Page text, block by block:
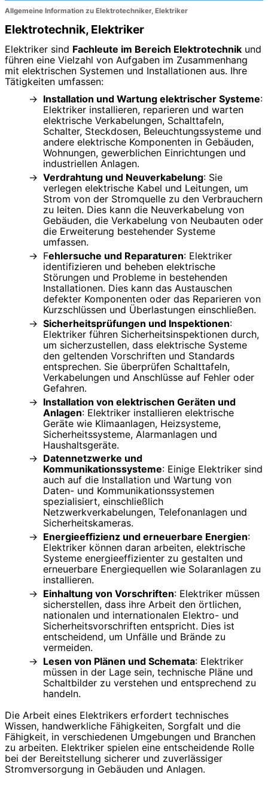
Allgemeine Information zu Elektrotechniker, Elektriker
Elektrotechnik, Elektriker
Elektriker sind Fachleute im Bereich Elektrotechnik und
führen eine Vielzahl von Aufgaben im Zusammenhang
mit elektrischen Systemen und Installationen aus. Ihre
Tätigkeiten umfassen:
Installation und Wartung elektrischer Systeme:
Elektriker installieren, reparieren und warten
elektrische Verkabelungen, Schalttafeln,
Schalter, Steckdosen, Beleuchtungssysteme und
andere elektrische Komponenten in Gebäuden,
Wohnungen, gewerblichen Einrichtungen und
industriellen Anlagen.
Verdrahtung und Neuverkabelung: Sie
verlegen elektrische Kabel und Leitungen, um
Strom von der Stromquelle zu den Verbrauchern
zu leiten. Dies kann die Neuverkabelung von
Gebäuden, die Verkabelung von Neubauten oder
die Erweiterung bestehender Systeme
umfassen.
Fehlersuche und Reparaturen: Elektriker
identifizieren und beheben elektrische
Störungen und Probleme in bestehenden
Installationen. Dies kann das Austauschen
defekter Komponenten oder das Reparieren von
Kurzschlüssen und Überlastungen einschließen.
Sicherheitsprüfungen und Inspektionen:
Elektriker führen Sicherheitsinspektionen durch,
um sicherzustellen, dass elektrische Systeme
den geltenden Vorschriften und Standards
entsprechen. Sie überprüfen Schalttafeln,
Verkabelungen und Anschlüsse auf Fehler oder
Gefahren.
Installation von elektrischen Geräten und
Anlagen: Elektriker installieren elektrische
Geräte wie Klimaanlagen, Heizsysteme,
Sicherheitssysteme, Alarmanlagen und
Haushaltsgeräte.
Datennetzwerke und
Kommunikationssysteme: Einige Elektriker sind
auch auf die Installation und Wartung von
Daten- und Kommunikationssystemen
spezialisiert, einschließlich
Netzwerkverkabelungen, Telefonanlagen und
Sicherheitskameras.
Energieeffizienz und erneuerbare Energien:
Elektriker können daran arbeiten, elektrische
Systeme energieeffizienter zu gestalten und
erneuerbare Energiequellen wie Solaranlagen zu
installieren.
Einhaltung von Vorschriften: Elektriker müssen
sicherstellen, dass ihre Arbeit den örtlichen,
nationalen und internationalen Elektro- und
Sicherheitsvorschriften entspricht. Dies ist
entscheidend, um Unfälle und Brände zu
vermeiden.
Lesen von Plänen und Schemata: Elektriker
müssen in der Lage sein, technische Pläne und
Schaltbilder zu verstehen und entsprechend zu
handeln.
Die Arbeit eines Elektrikers erfordert technisches
Wissen, handwerkliche Fähigkeiten, Sorgfalt und die
Fähigkeit, in verschiedenen Umgebungen und Branchen
zu arbeiten. Elektriker spielen eine entscheidende Rolle
bei der Bereitstellung sicherer und zuverlässiger
Stromversorgung in Gebäuden und Anlagen.